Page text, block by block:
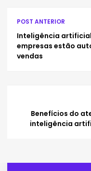
POST ANTERIOR
Inteligência
empresas estão
vendas
Benefícios do
inteligência